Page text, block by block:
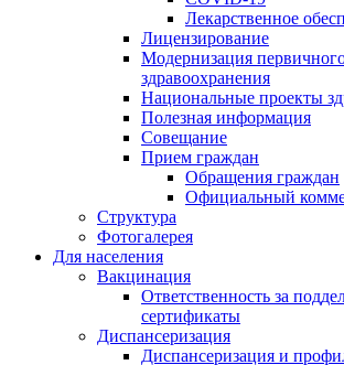
Лекарственное
Лицензирование
Модернизация
здравоохранения
Национальные проекты
Полезная информация
Совещание
Прием граждан
Обращения граждан
Официальный
Структура
Фотогалерея
Для населения
Вакцинация
Ответственность за
сертификаты
Диспансеризация
Диспансеризация и